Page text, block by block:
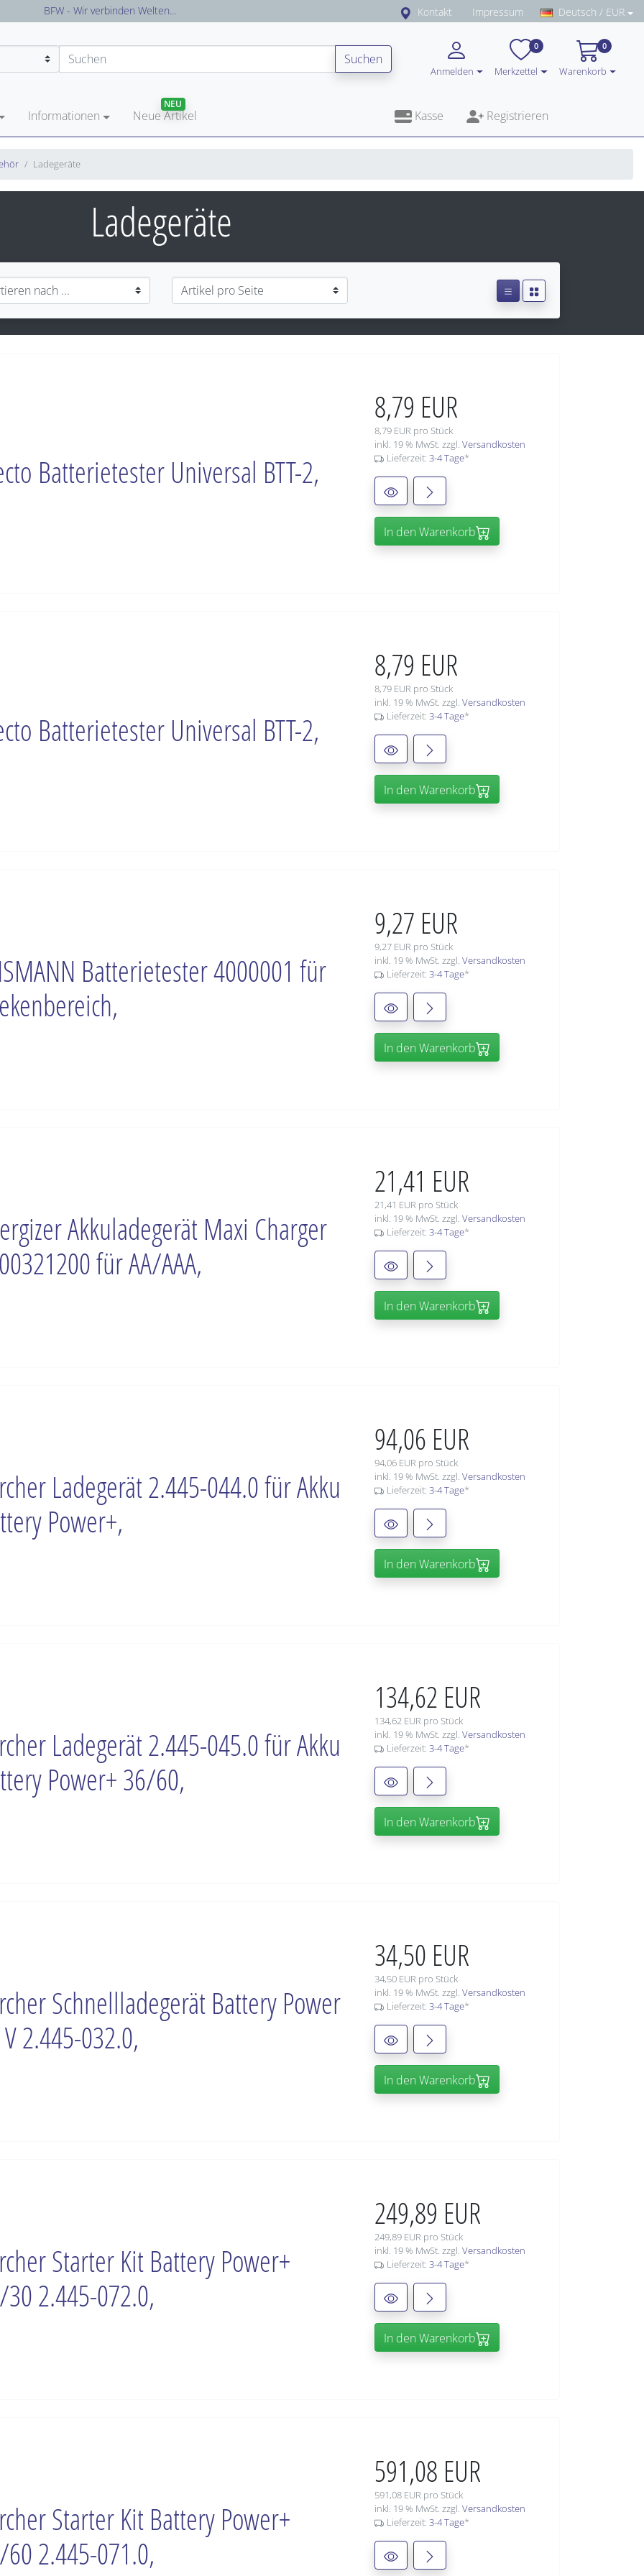
Versandkostenfreie Lieferung in Deutschland Kontakt Impressum Deutsch / EUR
Suchen
Anmelden Merkzettel
0
Warenkorb
0
Informationen Neue Artikel
NEU
Kasse Registrieren
Ladegeräte
Ladegeräte
8,79 EUR
8,79 EUR pro Stück
inkl. 19 % MwSt. zzgl. Versandkosten
Lieferzeit: 3-4 Tage*
In den Warenkorb
Batterietester Universal BTT-2,
8,79 EUR
8,79 EUR pro Stück
inkl. 19 % MwSt. zzgl. Versandkosten
Lieferzeit: 3-4 Tage*
In den Warenkorb
Batterietester Universal BTT-2,
9,27 EUR
9,27 EUR pro Stück
inkl. 19 % MwSt. zzgl. Versandkosten
Lieferzeit: 3-4 Tage*
In den Warenkorb
Batterietester 4000001 für
21,41 EUR
21,41 EUR pro Stück
inkl. 19 % MwSt. zzgl. Versandkosten
Lieferzeit: 3-4 Tage*
In den Warenkorb
Akkuladegerät Maxi Charger
für AA/AAA,
94,06 EUR
94,06 EUR pro Stück
inkl. 19 % MwSt. zzgl. Versandkosten
Lieferzeit: 3-4 Tage*
In den Warenkorb
Ladegerät 2.445-044.0 für Akku
Power+,
134,62 EUR
134,62 EUR pro Stück
inkl. 19 % MwSt. zzgl. Versandkosten
Lieferzeit: 3-4 Tage*
In den Warenkorb
Ladegerät 2.445-045.0 für Akku
Power+ 36/60,
34,50 EUR
34,50 EUR pro Stück
inkl. 19 % MwSt. zzgl. Versandkosten
Lieferzeit: 3-4 Tage*
In den Warenkorb
Schnellladegerät Battery Power
2.445-032.0,
249,89 EUR
249,89 EUR pro Stück
inkl. 19 % MwSt. zzgl. Versandkosten
Lieferzeit: 3-4 Tage*
In den Warenkorb
Starter Kit Battery Power+
2.445-072.0,
591,08 EUR
591,08 EUR pro Stück
inkl. 19 % MwSt. zzgl. Versandkosten
Lieferzeit: 3-4 Tage*
Starter Kit Battery Power+
2.445-071.0,